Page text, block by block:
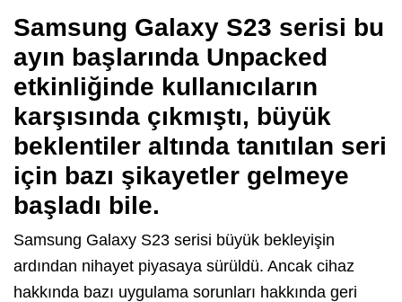
Samsung Galaxy S23 serisi bu
ayın başlarında Unpacked
etkinliğinde kullanıcıların
karşısında çıkmıştı, büyük
beklentiler altında tanıtılan seri
için bazı şikayetler gelmeye
başladı bile.
Samsung Galaxy S23 serisi büyük bekleyişin
ardından nihayet piyasaya sürüldü. Ancak cihaz
hakkında bazı uygulama sorunları hakkında geri